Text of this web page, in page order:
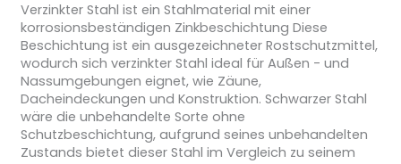
Verzinkter Stahl ist ein Stahlmaterial mit einer
korrosionsbeständigen Zinkbeschichtung Diese
Beschichtung ist ein ausgezeichneter Rostschutzmittel,
wodurch sich verzinkter Stahl ideal für Außen - und
Nassumgebungen eignet, wie Zäune,
Dacheindeckungen und Konstruktion. Schwarzer Stahl
wäre die unbehandelte Sorte ohne
Schutzbeschichtung, aufgrund seines unbehandelten
Zustands bietet dieser Stahl im Vergleich zu seinem